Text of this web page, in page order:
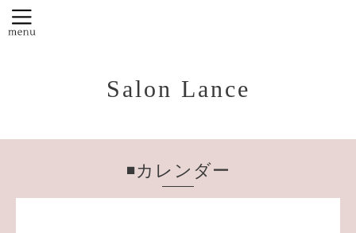
Salon Lance
◾️カレンダー